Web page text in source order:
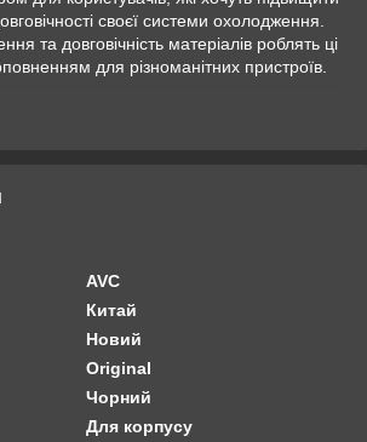
своєї системи охолодження.
та довговічність матеріалів роблять ці
для різноманітних пристроїв.
AVC
Китай
Новий
Original
Чорний
Для корпусу